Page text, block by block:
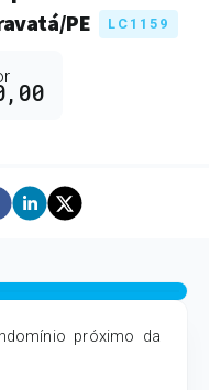
PE
LC1159
próximo da